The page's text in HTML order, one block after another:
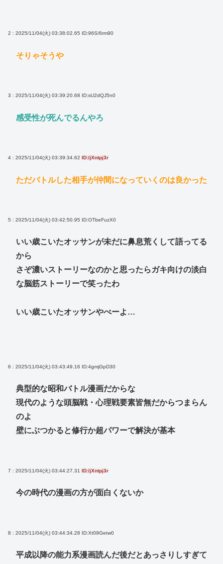
2 : 2025/11/04(火) 03:38:02.65 ID:96S/6rm90
そりゃそうや
3 : 2025/11/04(火) 03:39:20.68 ID:sU2dQJ5n0
感受性が死んでるんやろ
4 : 2025/11/04(火) 03:39:34.62 ID:/jXntpj3r
ただバトルした相手が仲間になっていくのは良かった
5 : 2025/11/04(火) 03:42:50.95 ID:OTbeFuzX0
いい歳こいたオッサンが未だに鼻息荒くして語ってる
から
さぞ濃いストーリーなのかと思ったらガキ向けの淡白
な脳筋ストーリーで笑ったわ
いい歳こいたオッサンやべーよ…
6 : 2025/11/04(火) 03:43:49.16 ID:4gmjGpD30
典型的な昭和バトル漫画だからな
現代のような頭脳戦・心理戦要素皆無だからつまらん
のよ
壁にぶつかると修行か超パワーで解決が基本
7 : 2025/11/04(火) 03:44:27.31 ID:/jXntpj3r
今の時代の漫画の方が面白くないか
8 : 2025/11/04(火) 03:44:34.28 ID:Xt09Getw0
平成以降の能力系漫画読んだ後だとあっさりしすぎて